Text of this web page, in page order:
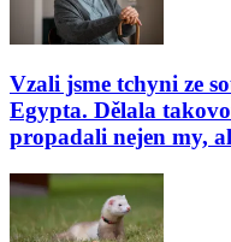
Vzali jsme tchyni ze
Egypta. Dělala
propadali nejen my,